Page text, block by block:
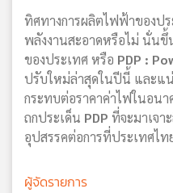
วิทยุ
เครือ
ข่าย
ทิศทางการผลิตไฟฟ้าของป
พลังงานสะอาดหรือไม่ นั่น
ของประเทศ หรือ PDP :
ปรับใหม่ล่าสุดในปีนี้ และแ
กระทบต่อราคาค่าไฟในอนา
ถกประเด็น PDP ที่จะมาเจา
อุปสรรคต่อการที่ประเทศไ
ผู้จัดรายการ